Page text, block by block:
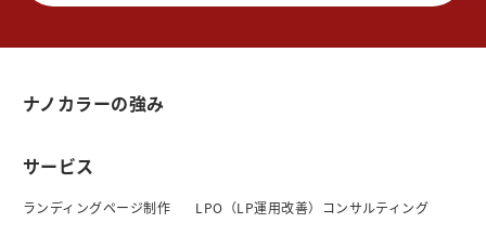
ナノカラーの強み
サービス
ランディングページ制作 LPO（LP運用改善）コンサルティング